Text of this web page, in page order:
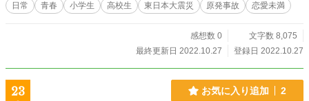
日常 青春 小学生 高校生 東日本大震災 原発事故 恋愛未満
感想数 0
文字数 8,075
最終更新日 2022.10.27
登録日 2022.10.27
23 お気に入り追加 2